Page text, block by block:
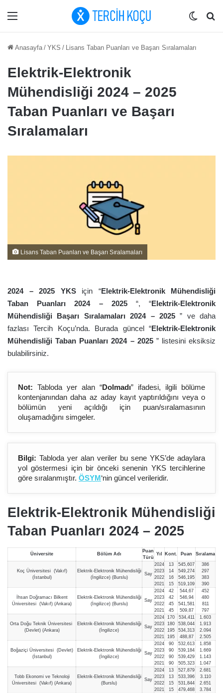
Menü Dış
Anasayfa / YKS / Lisans Taban Puanları ve Başarı Sıralamaları
Elektrik-Elektronik
Mühendisliği 2024 – 2025
Taban Puanları ve Başarı
Sıralamaları
Lisans Taban Puanları ve Başarı Sıralamaları
2024 – 2025 YKSiçin “Elektrik-Elektronik Mühendisliği
Taban Puanları 2024 – 2025 “, “Elektrik-Elektronik
Mühendisliği Başarı Sıralamaları 2024 – 2025 ” ve daha
fazlası Tercih Koçu’nda. Burada güncel “Elektrik-Elektronik
Mühendisliği Taban Puanları 2024 – 2025 ” listesini eksiksiz
bulabilirsiniz.
Not: Tabloda yer alan “Dolmadı” ifadesi, ilgili bölüme
kontenjanından daha az aday kayıt yaptırıldığını veya o
bölümün yeni açıldığı için puan/sıralamasının
oluşamadığını simgeler.
Bilgi: Tabloda yer alan veriler bu sene YKS’de adaylara
yol göstermesi için bir önceki senenin YKS tercihlerine
göre sıralanmıştır. ÖSYM‘nin güncel verileridir.
Elektrik-Elektronik Mühendisliği
Taban Puanları 2024 – 2025
Üniversite Bölüm Adı
Puan
Türü
Yıl Kont. Puan Sıralama
Koç Üniversitesi (Vakıf)
(İstanbul)
Elektrik-Elektronik Mühendisliği
(İngilizce) (Burslu)
Say
2024
2023
2022
2021
13
14
16
15
545,607
549,274
546,195
519,109
386
297
383
390
İhsan Doğramacı Bilkent
Üniversitesi (Vakıf) (Ankara)
Elektrik-Elektronik Mühendisliği
(İngilizce) (Burslu)
Say
2024
2023
2022
2021
42
42
45
45
544,67
546,94
541,581
509,87
452
480
811
797
Orta Doğu Teknik Üniversitesi
(Devlet) (Ankara)
Elektrik-Elektronik Mühendisliği
(İngilizce)
Say
2024
2023
2022
2021
170
180
195
195
534,411
538,044
534,313
488,87
1.603
1.913
2.094
2.505
Boğaziçi Üniversitesi (Devlet)
(İstanbul)
Elektrik-Elektronik Mühendisliği
(İngilizce)
Say
2024
2023
2022
2021
90
90
90
90
532,613
539,184
539,429
505,323
1.858
1.669
1.143
1.047
Tobb Ekonomi ve Teknoloji
Üniversitesi (Vakıf) (Ankara)
Elektrik-Elektronik Mühendisliği
(Burslu)
Say
2024
2023
2022
2021
13
13
15
15
527,879
533,396
531,844
479,468
2.681
3.110
2.651
3.784